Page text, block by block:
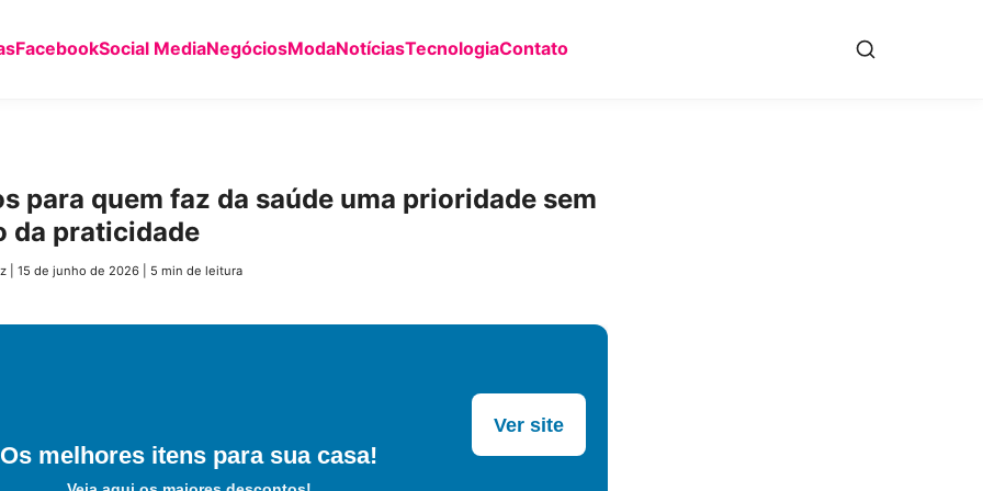
FacebookSocial MediaNegóciosModaNotíciasTecnologiaContato
para quem faz da saúde uma prioridade sem
da praticidade
15 de junho de 2026 5 min de leitura
Os melhores itens para sua casa!
Ver site